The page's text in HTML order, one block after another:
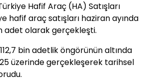
Hafif Araç (HA) Satışları
hafif araç satışları haziran ayında
adet olarak gerçekleşti.
bin adetlik öngörünün altında
25 üzerinde gerçekleşerek tarihsel